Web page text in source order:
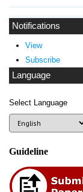
Notifications
View
Subscribe
Language
Select Language
Guideline